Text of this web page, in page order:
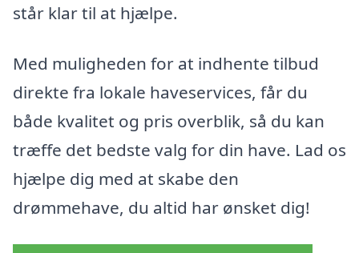
står klar til at hjælpe.
Med muligheden for at indhente tilbud
direkte fra lokale haveservices, får du
både kvalitet og pris overblik, så du kan
træffe det bedste valg for din have. Lad os
hjælpe dig med at skabe den
drømmehave, du altid har ønsket dig!